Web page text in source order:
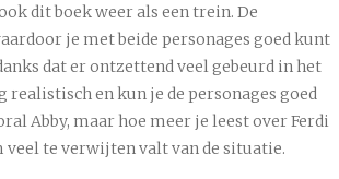
dit boek weer als een trein. De
je met beide personages goed kunt
dat er ontzettend veel gebeurd in het
en kun je de personages goed
Abby, maar hoe meer je leest over Ferdi
te verwijten valt van de situatie.